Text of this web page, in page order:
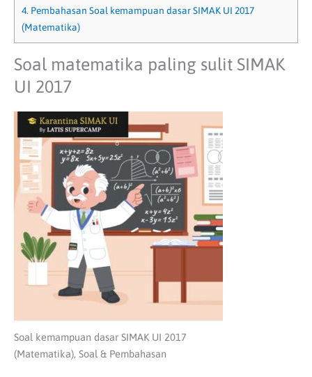
4. Pembahasan Soal kemampuan dasar SIMAK UI 2017
(Matematika)
Soal matematika paling sulit SIMAK
UI 2017
Soal kemampuan dasar SIMAK UI 2017
(Matematika), Soal & Pembahasan